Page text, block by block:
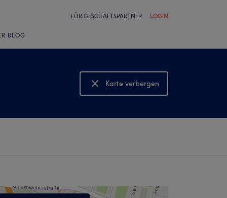
FÜR GESCHÄFTSPARTNER LOGIN
BLOG
Karte verbergen
Karte anzeigen